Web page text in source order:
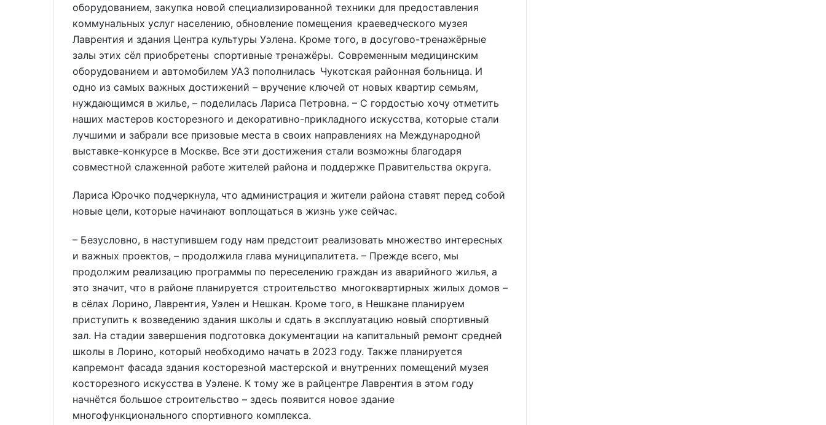
оборудованием, закупка новой специализированной техники для предоставления
коммунальных услуг населению, обновление помещения краеведческого музея
Лаврентия и здания Центра культуры Уэлена. Кроме того, в досугово-тренажёрные
залы этих сёл приобретены спортивные тренажёры. Современным медицинским
оборудованием и автомобилем УАЗ пополнилась Чукотская районная больница. И
одно из самых важных достижений – вручение ключей от новых квартир семьям,
нуждающимся в жилье, – поделилась Лариса Петровна. – С гордостью хочу отметить
наших мастеров косторезного и декоративно-прикладного искусства, которые стали
лучшими и забрали все призовые места в своих направлениях на Международной
выставке-конкурсе в Москве. Все эти достижения стали возможны благодаря
совместной слаженной работе жителей района и поддержке Правительства округа.
Лариса Юрочко подчеркнула, что администрация и жители района ставят перед собой
новые цели, которые начинают воплощаться в жизнь уже сейчас.
– Безусловно, в наступившем году нам предстоит реализовать множество интересных
и важных проектов, – продолжила глава муниципалитета. – Прежде всего, мы
продолжим реализацию программы по переселению граждан из аварийного жилья, а
это значит, что в районе планируется строительство многоквартирных жилых домов –
в сёлах Лорино, Лаврентия, Уэлен и Нешкан. Кроме того, в Нешкане планируем
приступить к возведению здания школы и сдать в эксплуатацию новый спортивный
зал. На стадии завершения подготовка документации на капитальный ремонт средней
школы в Лорино, который необходимо начать в 2023 году. Также планируется
капремонт фасада здания косторезной мастерской и внутренних помещений музея
косторезного искусства в Уэлене. К тому же в райцентре Лаврентия в этом году
начнётся большое строительство – здесь появится новое здание
многофункционального спортивного комплекса.